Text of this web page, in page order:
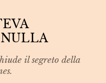
NULLA
il segreto della